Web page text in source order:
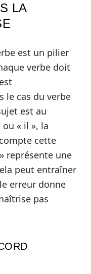
LA
est un pilier
verbe doit
le cas du verbe
est au
« il », la
cette
» représente une
peut entraîner
erreur donne
pas